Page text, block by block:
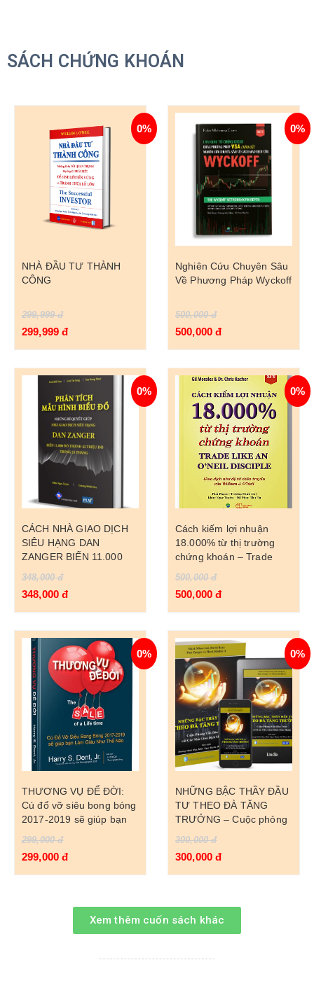
SÁCH CHỨNG KHOÁN
0%
NHÀ ĐẦU TƯ THÀNH
CÔNG
299,999 đ
299,999 đ
0%
Nghiên Cứu Chuyên Sâu
Về Phương Pháp Wyckoff
500,000 đ
500,000 đ
0%
CÁCH NHÀ GIAO DỊCH
SIÊU HẠNG DAN
ZANGER BIẾN 11.000
TRONG 23 THÁNG
BẰNG PHƯƠNG PHÁP
PHÂN TÍCH MẪU HÌNH
348,000 đ
348,000 đ
0%
Cách kiếm lợi nhuận
18.000% từ thị trường
chứng khoán – Trade
500,000 đ
500,000 đ
0%
THƯƠNG VỤ ĐỂ ĐỜI:
Cú đổ vỡ siêu bong bóng
2017-2019 sẽ giúp bạn
299,000 đ
299,000 đ
0%
NHỮNG BẬC THẦY ĐẦU
TƯ THEO ĐÀ TĂNG
TRƯỞNG – Cuộc phỏng
Giao Dịch Siêu Hạng
(MOMENTUM MASTERS
– A Roundtable Interview
300,000 đ
300,000 đ
Xem thêm cuốn sách khác